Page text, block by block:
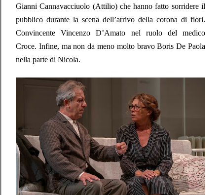
Gianni Cannavacciuolo (Attilio) che hanno fatto sorridere il
pubblico durante la scena dell’arrivo della corona di fiori.
Convincente Vincenzo D’Amato nel ruolo del medico
Croce. Infine, ma non da meno molto bravo Boris De Paola
nella parte di Nicola.